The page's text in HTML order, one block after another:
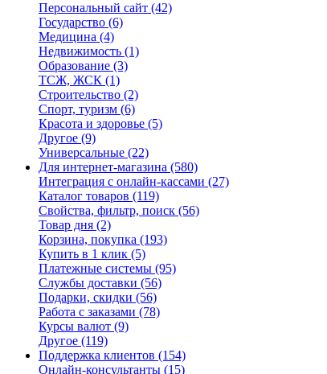
Персональный сайт (42)
Государство (6)
Медицина (4)
Недвижимость (1)
Образование (3)
ТСЖ, ЖСК (1)
Строительство (2)
Спорт, туризм (6)
Красота и здоровье (5)
Другое (9)
Универсальные (22)
Для интернет-магазина (580)
Интеграция с онлайн-кассами (27)
Каталог товаров (119)
Свойства, фильтр, поиск (56)
Товар дня (2)
Корзина, покупка (193)
Купить в 1 клик (5)
Платежные системы (95)
Службы доставки (56)
Подарки, скидки (56)
Работа с заказами (78)
Курсы валют (9)
Другое (119)
Поддержка клиентов (154)
Онлайн-консультанты (15)